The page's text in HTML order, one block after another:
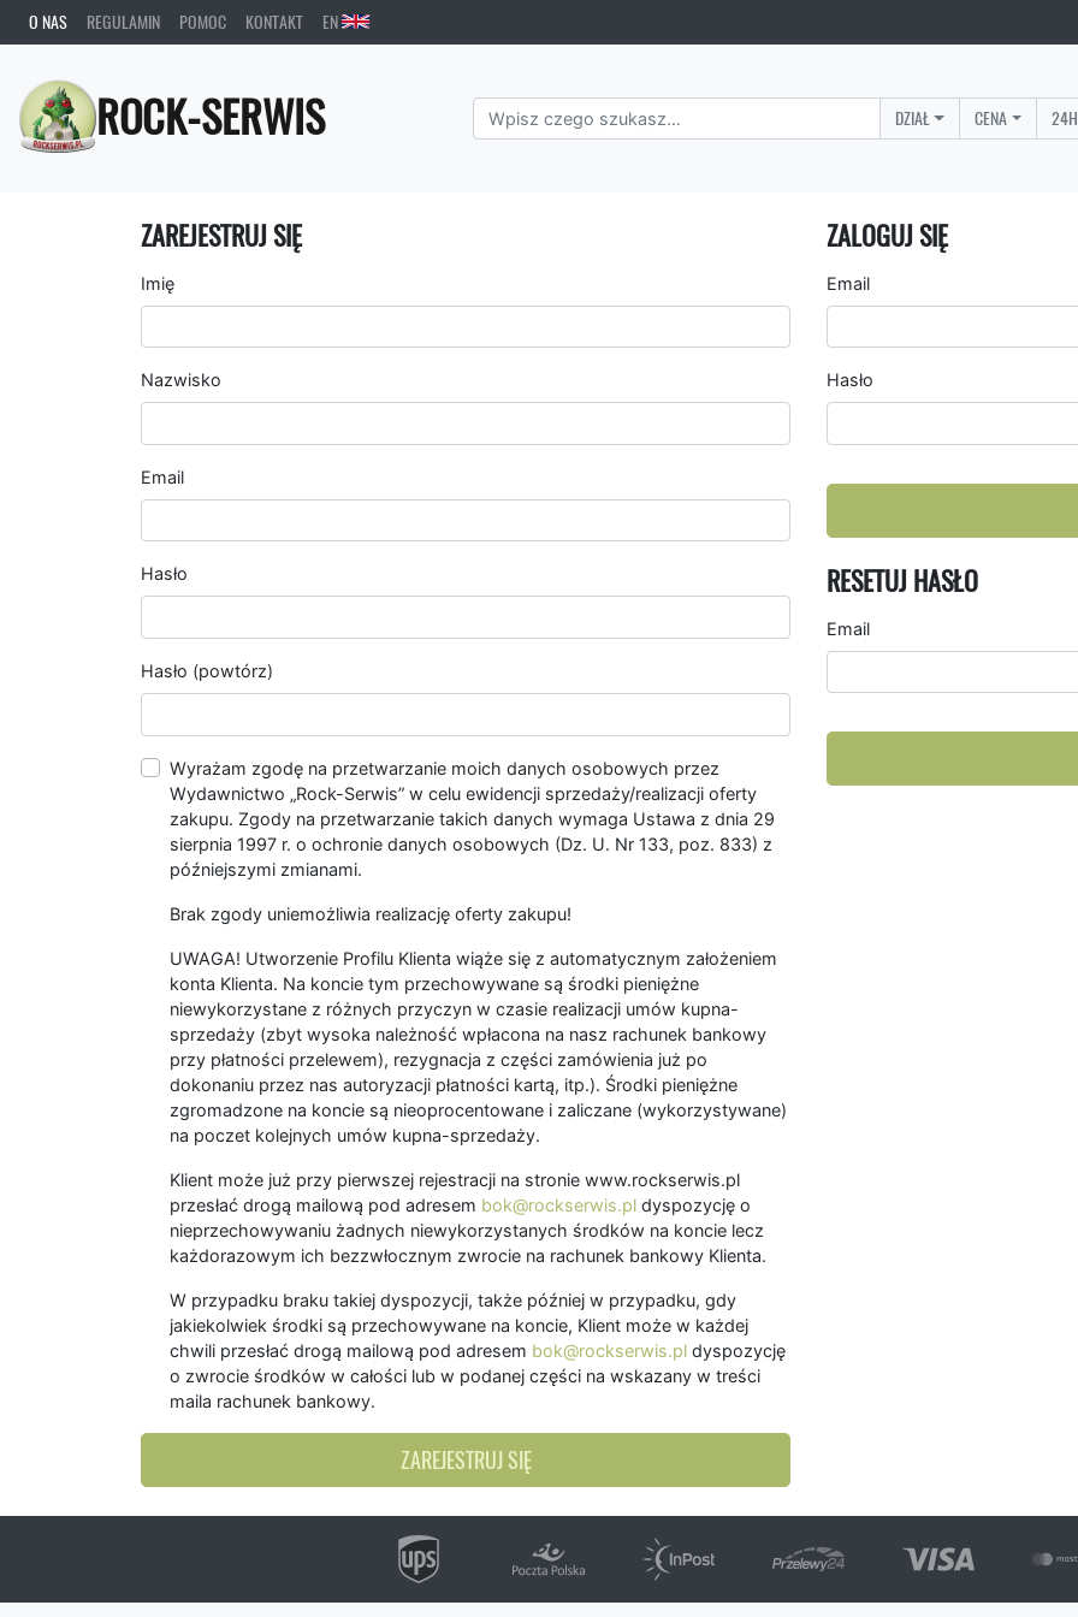
O NAS REGULAMIN POMOC KONTAKT EN
ROCK-SERWIS DZIAŁ CENA
ZAREJESTRUJ SIĘ
Imię
Nazwisko
Email
Hasło
Hasło (powtórz)
Wyrażam zgodę na przetwarzanie moich danych osobowych przez
Wydawnictwo „Rock-Serwis” w celu ewidencji sprzedaży/realizacji oferty
zakupu. Zgody na przetwarzanie takich danych wymaga Ustawa z dnia 29
sierpnia 1997 r. o ochronie danych osobowych (Dz. U. Nr 133, poz. 833) z
późniejszymi zmianami.
Brak zgody uniemożliwia realizację oferty zakupu!
UWAGA! Utworzenie Profilu Klienta wiąże się z automatycznym założeniem
konta Klienta. Na koncie tym przechowywane są środki pieniężne
niewykorzystane z różnych przyczyn w czasie realizacji umów kupna-
sprzedaży (zbyt wysoka należność wpłacona na nasz rachunek bankowy
przy płatności przelewem), rezygnacja z części zamówienia już po
dokonaniu przez nas autoryzacji płatności kartą, itp.). Środki pieniężne
zgromadzone na koncie są nieoprocentowane i zaliczane (wykorzystywane)
na poczet kolejnych umów kupna-sprzedaży.
Klient może już przy pierwszej rejestracji na stronie www.rockserwis.pl
przesłać drogą mailową pod adresem bok@rockserwis.pl dyspozycję o
nieprzechowywaniu żadnych niewykorzystanych środków na koncie lecz
każdorazowym ich bezzwłocznym zwrocie na rachunek bankowy Klienta.
W przypadku braku takiej dyspozycji, także później w przypadku, gdy
jakiekolwiek środki są przechowywane na koncie, Klient może w każdej
chwili przesłać drogą mailową pod adresem bok@rockserwis.pl dyspozycję
o zwrocie środków w całości lub w podanej części na wskazany w treści
maila rachunek bankowy.
ZAREJESTRUJ SIĘ
ZALOGUJ SIĘ
Email
Hasło
RESETUJ HASŁO
Email